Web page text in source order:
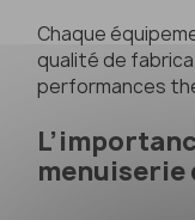
Chaque
qualité de
performances
menuiserie